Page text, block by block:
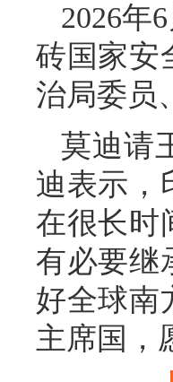
2026年
砖国家安
治局委员
莫迪请
迪表示，
在很长时
有必要继
好全球南
主席国，